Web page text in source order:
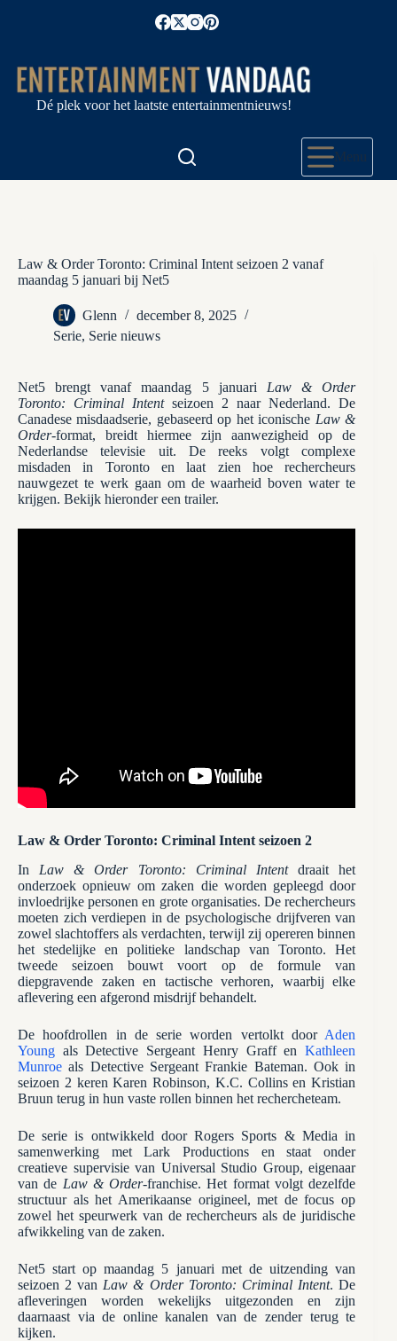
Dé plek voor het laatste entertainmentnieuws!
Menu
Law & Order Toronto: Criminal Intent seizoen 2 vanaf
maandag 5 januari bij Net5
Glenn
december 8, 2025
Serie, Serie nieuws
Net5 brengt vanaf maandag 5 januari Law & Order
Toronto: Criminal Intentseizoen 2 naar Nederland. De
Canadese misdaadserie, gebaseerd op het iconische Law &
Order-format, breidt hiermee zijn aanwezigheid op de
Nederlandse televisie uit. De reeks volgt complexe
misdaden in Toronto en laat zien hoe rechercheurs
nauwgezet te werk gaan om de waarheid boven water te
krijgen. Bekijk hieronder een trailer.
Law & Order Toronto: Criminal Intent seizoen 2
In Law & Order Toronto: Criminal Intentdraait het
onderzoek opnieuw om zaken die worden gepleegd door
invloedrijke personen en grote organisaties. De rechercheurs
moeten zich verdiepen in de psychologische drijfveren van
zowel slachtoffers als verdachten, terwijl zij opereren binnen
het stedelijke en politieke landschap van Toronto. Het
tweede seizoen bouwt voort op de formule van
diepgravende zaken en tactische verhoren, waarbij elke
aflevering een afgerond misdrijf behandelt.
De hoofdrollen in de serie worden vertolkt door Aden
Young als Detective Sergeant Henry Graff enKathleen
Munroe als Detective Sergeant Frankie Bateman. Ook in
seizoen 2 keren Karen Robinson, K.C. Collins en Kristian
Bruun terug in hun vaste rollen binnen het rechercheteam.
De serie is ontwikkeld door Rogers Sports & Media in
samenwerking met Lark Productions en staat onder
creatieve supervisie van Universal Studio Group, eigenaar
van de Law & Order-franchise. Het format volgt dezelfde
structuur als het Amerikaanse origineel, met de focus op
zowel het speurwerk van de rechercheurs als de juridische
afwikkeling van de zaken.
Net5 start op maandag 5 januari met de uitzending van
seizoen 2 van Law & Order Toronto: Criminal Intent. De
afleveringen worden wekelijks uitgezonden en zijn
daarnaast via de online kanalen van de zender terug te
kijken.